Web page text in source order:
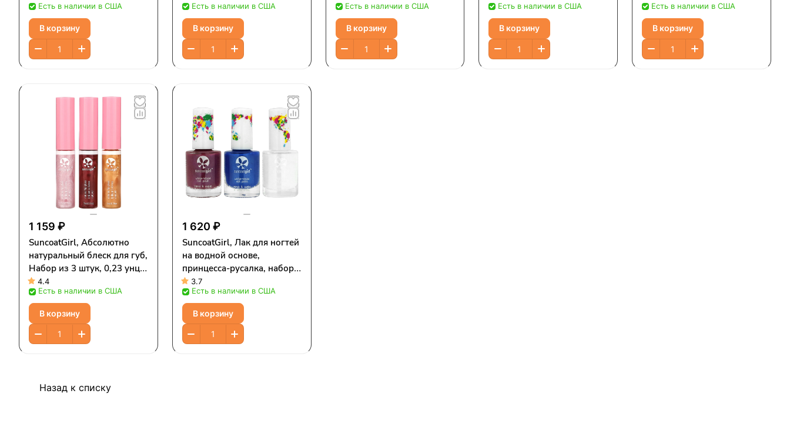
Есть в наличии в США
В корзину
Есть в наличии в США
В корзину
Есть в наличии в США
В корзину
Есть в наличии в США
В корзину
предметов
Есть в наличии в США
В корзину
1 159 ₽
SuncoatGirl, Абсолютно
натуральный блеск для губ,
Набор из 3 штук, 0,23 унц.
(7 мл) Each
4.4
Есть в наличии в США
В корзину
1 620 ₽
SuncoatGirl, Лак для ногтей
на водной основе,
принцесса-русалка, набор
из 3 предметов
3.7
Есть в наличии в США
В корзину
Назад к списку